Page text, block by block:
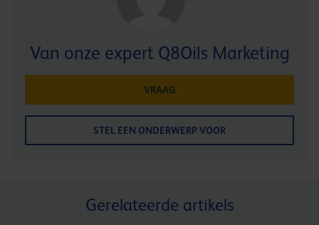
Van onze expert Q8Oils Marketing
VRAAG
STEL EEN ONDERWERP VOOR
Gerelateerde artikels